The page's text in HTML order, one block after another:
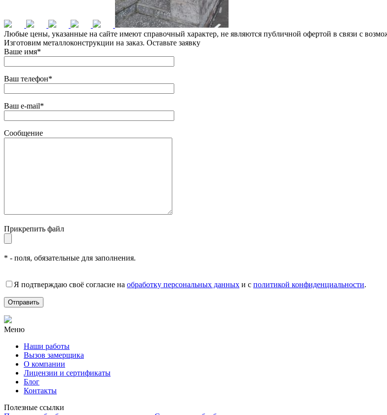
Любые цены, указанные на сайте имеют справочный характер, не являются публичной офертой в связи с
Изготовим металлоконструкции на заказ. Оставьте заявку
Ваше имя*
Ваш телефон*
Ваш e-mail*
Сообщение
Прикрепить файл
* - поля, обязательные для заполнения.
Я подтверждаю своё согласие на обработку персональных данных и с политикой конфиденциальности.
Меню
Наши работы
Вызов замерщика
О компании
Лицензии и сертификаты
Блог
Контакты
Полезные ссылки